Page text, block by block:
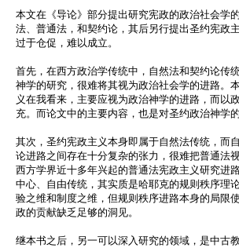
本文在《导论》部分提出研究宪政的政治社会学
法、普通法，和契约论，其后另行提出圣约宪政主
过于仓促，难以成立。
首先，在西方政治学传统中， 自然法和契约论传
神学的研究， 很难将其视为政治社会学的进路。
义在我看来，主要应视为政治神学的进路， 而以
充。而论文中的主要内容， 也是对圣约政治神学的
其次，圣约宪政主义本身即属于自然法传统，而自
论进路之间存在十分复杂的张力， 很难把普通法
西方学界近十多年兴起的普通法宪政主义研究进
中心、自由传统，其实质是哈耶克的规则秩序理
验之维和制度之维， 但规则秩序进路本身的局限
政的贡献缺乏足够的洞见。
继本书之后，另一可以深入研究的领域， 是中古